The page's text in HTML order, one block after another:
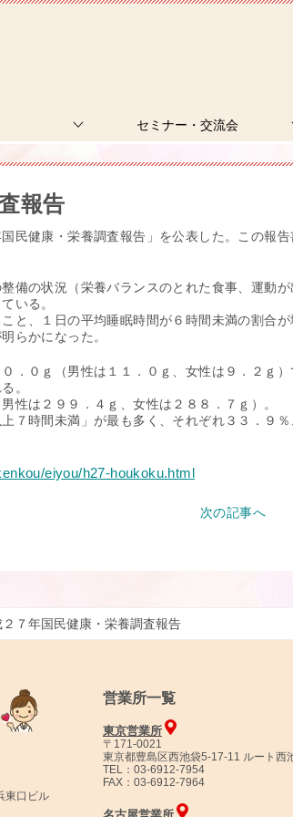
セミナー・交流会
報告
民健康・栄養調査報告」を公表した。この報告
備の状況（栄養バランスのとれた食事、運動
いる。
と、１日の平均睡眠時間が６時間未満の割合
らかになった。
．０ｇ（男性は１１．０ｇ、女性は９．２ｇ
。
性は２９９．４ｇ、女性は２８８．７ｇ）。
７時間未満」が最も多く、それぞれ３３．９
eiyou/h27-houkoku.html
次の記事へ
２７年国民健康・栄養調査報告
東口ビル
営業所一覧
東京営業所
〒171-0021
東京都豊島区西池袋5-17-11 ルート西
TEL：03-6912-7954
FAX：03-6912-7964